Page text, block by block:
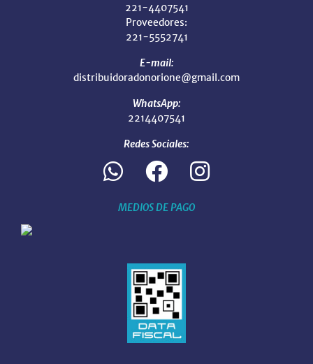
221-4407541
Proveedores:
221-5552741
E-mail:
distribuidoradonorione@gmail.com
WhatsApp:
2214407541
Redes Sociales:
MEDIOS DE PAGO